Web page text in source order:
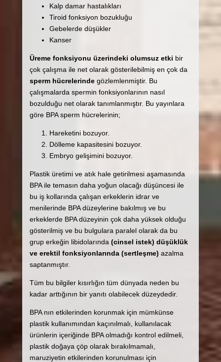
Kalp damar hastalıkları
Tiroid fonksiyon bozukluğu
Gebelerde düşükler
Kanser
Üreme fonksiyonu üzerindeki olumsuz etki bir
çok çalışma ile net olarak gösterilebilmiş en çok da
sperm hücrelerindegözlemlenmiştir. Bu
çalışmalarda spermin fonksiyonlarının nasıl
bozulduğu net olarak tanımlanmıştır. Bu yayınlara
göre BPA sperm hücrelerinin;
Hareketini bozuyor.
Dölleme kapasitesini bozuyor.
Embryo gelişimini bozuyor.
Plastik üretimi ve atık hale getirilmesi aşamasında
BPA ile temasın daha yoğun olacağı düşüncesi ile
bu iş kollarında çalışan erkeklerin idrar ve
menilerinde BPA düzeylerine bakılmış ve bu
erkeklerde BPA düzeyinin çok daha yüksek olduğu
gösterilmiş ve bu bulgulara paralel olarak da bu
grup erkeğin libidolarında (cinsel istek) düşüklük
ve erektil fonksiyonlarında (sertleşme) azalma
saptanmıştır.
Tüm bu bilgiler kısırlığın tüm dünyada neden bu
kadar arttığının bir yanıtı olabilecek düzeydedir.
BPA nın etkilerinden korunmak için mümkünse
plastik kullanımından kaçınılmalı, kullanılacak
ürünlerin içeriğinde BPA olmadığı kontrol edilmeli,
plastik doğaya çöp olarak bırakılmamalı,
maruziyetin etkilerinden korunulması için